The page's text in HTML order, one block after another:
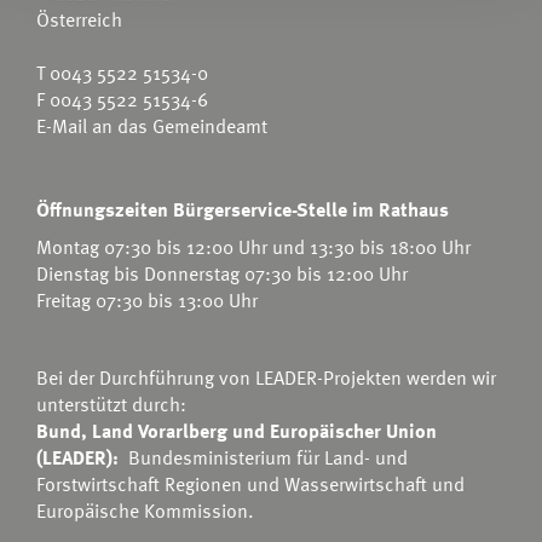
Österreich
T0043 5522 51534-0
F 0043 5522 51534-6
E-Mail an das Gemeindeamt
Öffnungszeiten Bürgerservice-Stelle im Rathaus
Montag 07:30 bis 12:00 Uhr und 13:30 bis 18:00 Uhr
Dienstag bis Donnerstag 07:30 bis 12:00 Uhr
Freitag 07:30 bis 13:00 Uhr
Bei der Durchführung von LEADER-Projekten werden wir
unterstützt durch:
Bund, Land Vorarlberg und Europäischer Union
(LEADER): Bundesministerium für Land- und
Forstwirtschaft Regionen und Wasserwirtschaft und
Europäische Kommission.